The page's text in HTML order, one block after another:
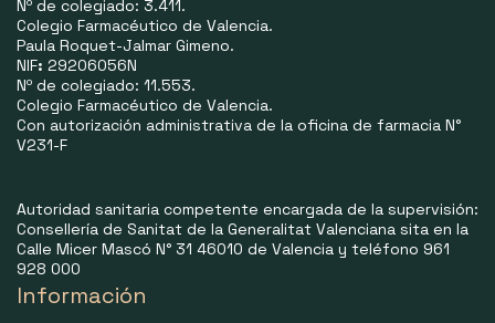
Nº de colegiado: 3.411.
Colegio Farmacéutico de Valencia.
Paula Roquet-Jalmar Gimeno.
NIF: 29206056N
Nº de colegiado: 11.553.
Colegio Farmacéutico de Valencia.
Con autorización administrativa de la oficina de farmacia N°
V231-F
Autoridad sanitaria competente encargada de la supervisión:
Consellería de Sanitat de la Generalitat Valenciana sita en la
Calle Micer Mascó N° 31 46010 de Valencia y teléfono 961
928 000
Información